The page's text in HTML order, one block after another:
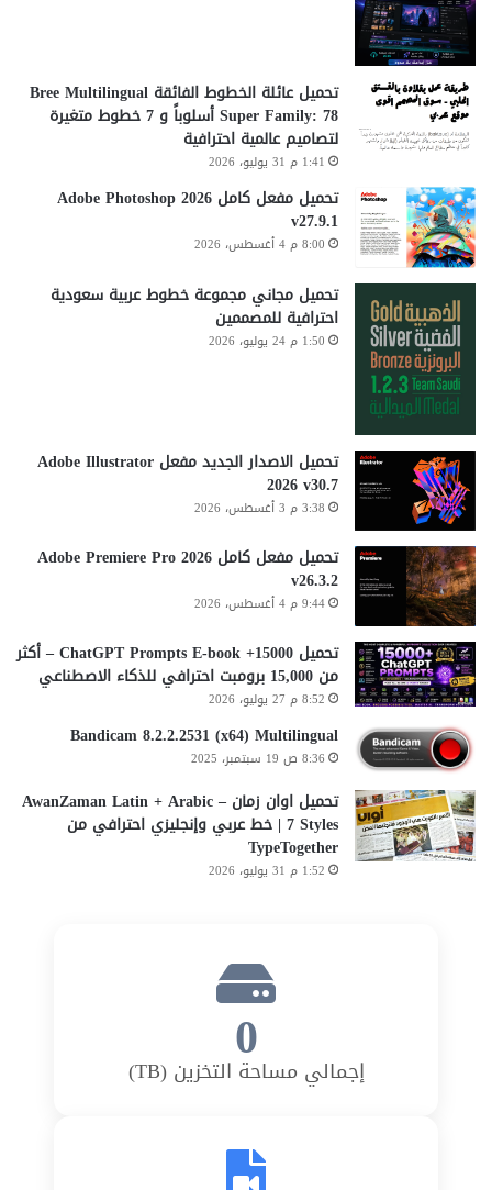
تحميل عائلة الخطوط الفائقة Bree Multilingual
Super Family: 78 أسلوباً و 7 خطوط متغيرة
لتصاميم عالمية احترافية
1:41 م 31 يوليو، 2026
تحميل مفعل كامل Adobe Photoshop 2026
v27.9.1
8:00 م 4 أغسطس، 2026
تحميل مجاني مجموعة خطوط عربية سعودية
احترافية للمصممين
1:50 م 24 يوليو، 2026
تحميل الاصدار الجديد مفعل Adobe Illustrator
2026 v30.7
3:38 م 3 أغسطس، 2026
تحميل مفعل كامل Adobe Premiere Pro 2026
v26.3.2
9:44 م 4 أغسطس، 2026
تحميل 15000+ ChatGPT Prompts E-book – أكثر
من 15,000 برومبت احترافي للذكاء الاصطناعي
8:52 م 27 يوليو، 2026
Bandicam 8.2.2.2531 (x64) Multilingual
8:36 ص 19 سبتمبر، 2025
تحميل اوان زمان AwanZaman Latin + Arabic –
7 Styles | خط عربي وإنجليزي احترافي من
TypeTogether
1:52 م 31 يوليو، 2026
0
إجمالي مساحة التخزين (TB)